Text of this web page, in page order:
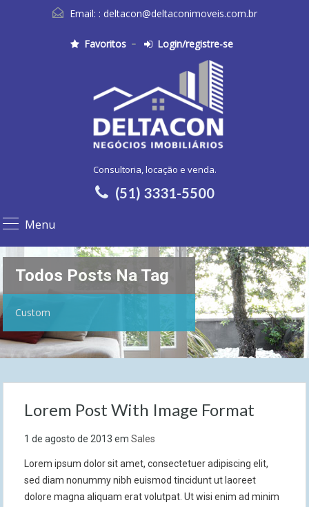
Email: : deltacon@deltaconimoveis.com.br
Favoritos Login/registre-se
Consultoria, locação e venda.
(51) 3331-5500
Menu
Todos Posts Na Tag
Custom
Lorem Post With Image Format
1 de agosto de 2013 em Sales
Lorem ipsum dolor sit amet, consectetuer adipiscing elit,
sed diam nonummy nibh euismod tincidunt ut laoreet
dolore magna aliquam erat volutpat. Ut wisi enim ad minim